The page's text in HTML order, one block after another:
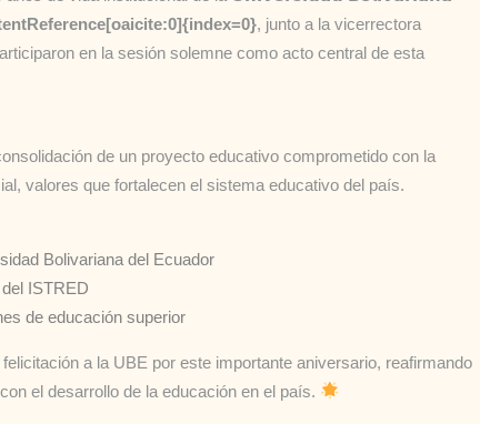
, junto a la vicerrectora
en la sesión solemne como acto central de esta
de un proyecto educativo comprometido con la
valores que fortalecen el sistema educativo del país.
Bolivariana del Ecuador
ISTRED
de educación superior
a la UBE por este importante aniversario, reafirmando
el desarrollo de la educación en el país.